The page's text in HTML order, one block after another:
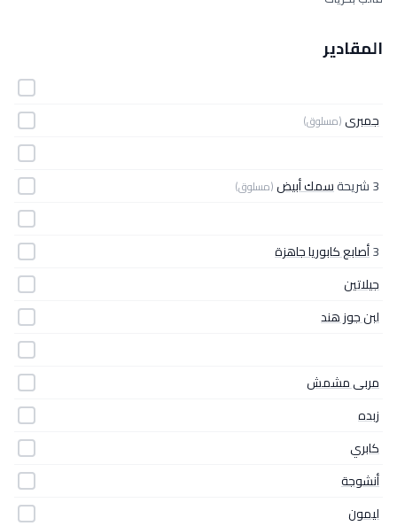
المقادير
جمبرى(مسلوق)
3 شريحة سمك أبيض(مسلوق)
3أصابع كابوريا جاهزة
جيلاتين
لبن جوز هند
مربى مشمش
زبده
كابري
أنشوجة
ليمون